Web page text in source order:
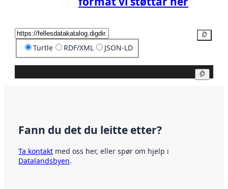
Turtle RDF/XML JSON-LD
Fann du det du leitte etter?
Ta kontakt med oss her, eller spør om hjelp i
Datalandsbyen.